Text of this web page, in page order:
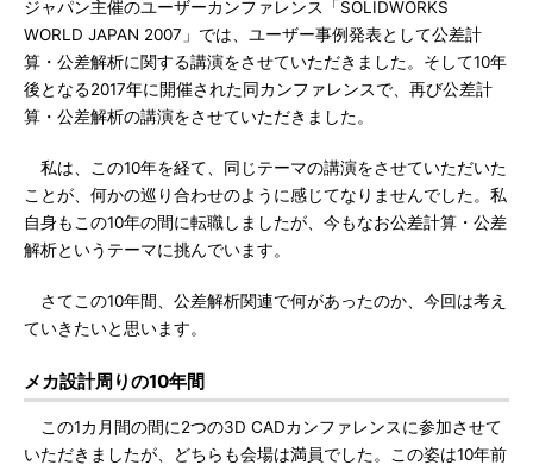
ジャパン主催のユーザーカンファレンス「SOLIDWORKS
WORLD JAPAN 2007」では、ユーザー事例発表として公差計
算・公差解析に関する講演をさせていただきました。そして10年
後となる2017年に開催された同カンファレンスで、再び公差計
算・公差解析の講演をさせていただきました。
私は、この10年を経て、同じテーマの講演をさせていただいた
ことが、何かの巡り合わせのように感じてなりませんでした。私
自身もこの10年の間に転職しましたが、今もなお公差計算・公差
解析というテーマに挑んでいます。
さてこの10年間、公差解析関連で何があったのか、今回は考え
ていきたいと思います。
メカ設計周りの10年間
この1カ月間の間に2つの3D CADカンファレンスに参加させて
いただきましたが、どちらも会場は満員でした。この姿は10年前